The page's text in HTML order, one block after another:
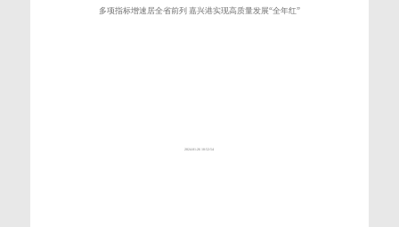
多项指标增速居全省前列 嘉兴港实现高质量发展“全年红”
2024-01-26 10:52:54